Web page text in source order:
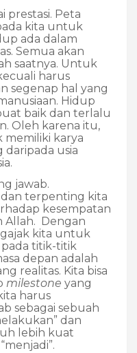
prestasi. Peta
kita untuk
ada dalam
Semua akan
saatnya. Untuk
harus
segenap hal yang
Hidup
baik dan terlalu
Oleh karena itu,
karya
daripada usia
jawab.
terpenting kita
kesempatan
Allah. Dengan
kita untuk
pada titik-titik
depan adalah
realitas. Kita bisa
milestone yang
harus
sebagai sebuah
dan
lebih kuat